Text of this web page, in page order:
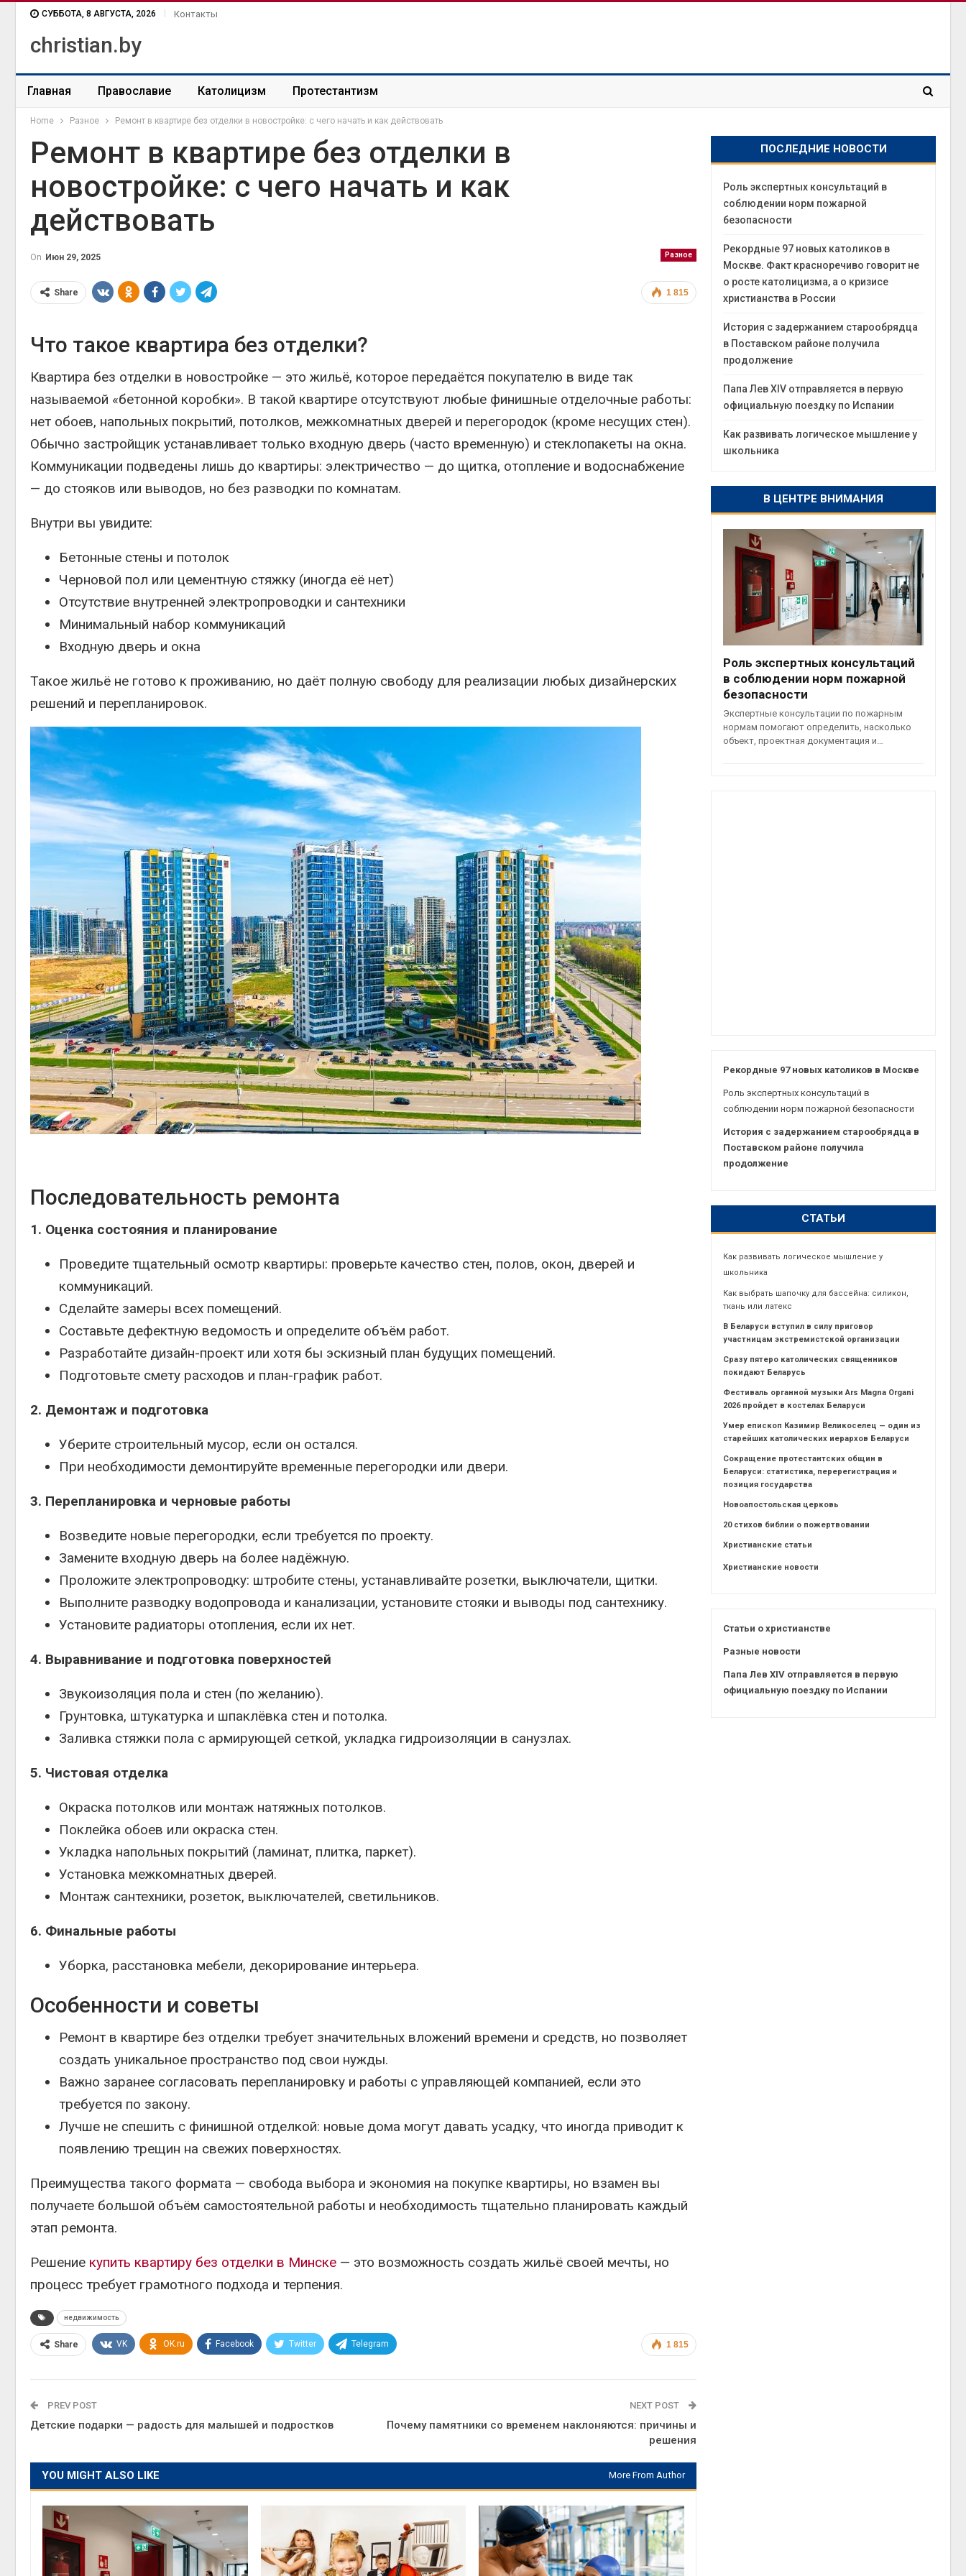
СУББОТА, 8 АВГУСТА, 2026 Контакты
christian.by
Главная Православие Католицизм Протестантизм
Home Разное Ремонт в квартире без отделки в новостройке: с чего начать и как действовать
Ремонт в квартире без отделки в
новостройке: с чего начать и как
действовать
Разное
On Июн 29, 2025
1 815
Share
Что такое квартира без отделки?
Квартира без отделки в новостройке — это жильё, которое передаётся покупателю в виде так
называемой «бетонной коробки». В такой квартире отсутствуют любые финишные отделочные работы:
нет обоев, напольных покрытий, потолков, межкомнатных дверей и перегородок (кроме несущих стен).
Обычно застройщик устанавливает только входную дверь (часто временную) и стеклопакеты на окна.
Коммуникации подведены лишь до квартиры: электричество — до щитка, отопление и водоснабжение
— до стояков или выводов, но без разводки по комнатам.
Внутри вы увидите:
Бетонные стены и потолок
Черновой пол или цементную стяжку (иногда её нет)
Отсутствие внутренней электропроводки и сантехники
Минимальный набор коммуникаций
Входную дверь и окна
Такое жильё не готово к проживанию, но даёт полную свободу для реализации любых дизайнерских
решений и перепланировок.
Последовательность ремонта
1. Оценка состояния и планирование
Проведите тщательный осмотр квартиры: проверьте качество стен, полов, окон, дверей и
коммуникаций.
Сделайте замеры всех помещений.
Составьте дефектную ведомость и определите объём работ.
Разработайте дизайн-проект или хотя бы эскизный план будущих помещений.
Подготовьте смету расходов и план-график работ.
2. Демонтаж и подготовка
Уберите строительный мусор, если он остался.
При необходимости демонтируйте временные перегородки или двери.
3. Перепланировка и черновые работы
Возведите новые перегородки, если требуется по проекту.
Замените входную дверь на более надёжную.
Проложите электропроводку: штробите стены, устанавливайте розетки, выключатели, щитки.
Выполните разводку водопровода и канализации, установите стояки и выводы под сантехнику.
Установите радиаторы отопления, если их нет.
4. Выравнивание и подготовка поверхностей
Звукоизоляция пола и стен (по желанию).
Грунтовка, штукатурка и шпаклёвка стен и потолка.
Заливка стяжки пола с армирующей сеткой, укладка гидроизоляции в санузлах.
5. Чистовая отделка
Окраска потолков или монтаж натяжных потолков.
Поклейка обоев или окраска стен.
Укладка напольных покрытий (ламинат, плитка, паркет).
Установка межкомнатных дверей.
Монтаж сантехники, розеток, выключателей, светильников.
6. Финальные работы
Уборка, расстановка мебели, декорирование интерьера.
Особенности и советы
Ремонт в квартире без отделки требует значительных вложений времени и средств, но позволяет
создать уникальное пространство под свои нужды.
Важно заранее согласовать перепланировку и работы с управляющей компанией, если это
требуется по закону.
Лучше не спешить с финишной отделкой: новые дома могут давать усадку, что иногда приводит к
появлению трещин на свежих поверхностях.
Преимущества такого формата — свобода выбора и экономия на покупке квартиры, но взамен вы
получаете большой объём самостоятельной работы и необходимость тщательно планировать каждый
этап ремонта.
Решение купить квартиру без отделки в Минске — это возможность создать жильё своей мечты, но
процесс требует грамотного подхода и терпения.
недвижимость
1 815
Share VK OK.ru Facebook Twitter Telegram
PREV POST
Детские подарки — радость для малышей и подростков
NEXT POST
Почему памятники со временем наклоняются: причины и
решения
YOU MIGHT ALSO LIKE More From Author
ПОСЛЕДНИЕ НОВОСТИ
Роль экспертных консультаций в
соблюдении норм пожарной
безопасности
Рекордные 97 новых католиков в
Москве. Факт красноречиво говорит не
о росте католицизма, а о кризисе
христианства в России
История с задержанием старообрядца
в Поставском районе получила
продолжение
Папа Лев XIV отправляется в первую
официальную поездку по Испании
Как развивать логическое мышление у
школьника
В ЦЕНТРЕ ВНИМАНИЯ
Роль экспертных консультаций
в соблюдении норм пожарной
безопасности
Экспертные консультации по пожарным
нормам помогают определить, насколько
объект, проектная документация и…
Рекордные 97 новых католиков в Москве
Роль экспертных консультаций в
соблюдении норм пожарной безопасности
История с задержанием старообрядца в
Поставском районе получила
продолжение
СТАТЬИ
Как развивать логическое мышление у
школьника
Как выбрать шапочку для бассейна: силикон,
ткань или латекс
В Беларуси вступил в силу приговор
участницам экстремистской организации
Сразу пятеро католических священников
покидают Беларусь
Фестиваль органной музыки Ars Magna Organi
2026 пройдет в костелах Беларуси
Умер епископ Казимир Великоселец — один из
старейших католических иерархов Беларуси
Сокращение протестантских общин в
Беларуси: статистика, перерегистрация и
позиция государства
Новоапостольская церковь
20 стихов библии о пожертвовании
Христианские статьи
Христианские новости
Статьи о христианстве
Разные новости
Папа Лев XIV отправляется в первую
официальную поездку по Испании